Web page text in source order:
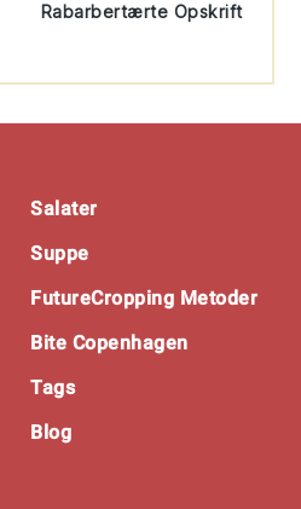
Rabarbertærte Opskrift
Salater
Suppe
FutureCropping Metoder
Bite Copenhagen
Tags
Blog